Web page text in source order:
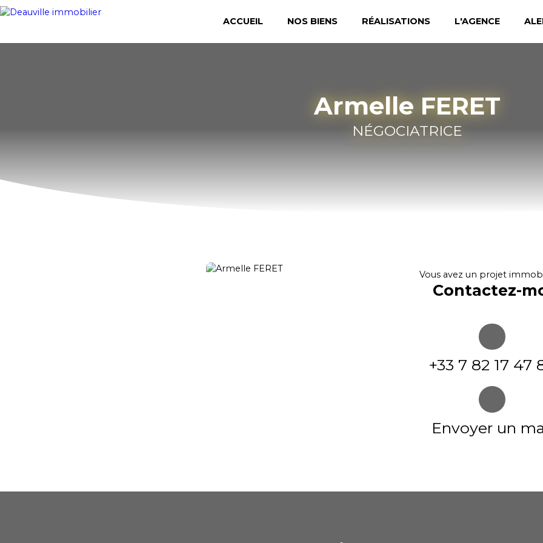
ACCUEIL NOS BIENS RÉALISATIONS L'AGENCE
Armelle FERET
NÉGOCIATRICE
Vous avez un projet
Contactez-
+33 7 82 17 47
Envoyer un